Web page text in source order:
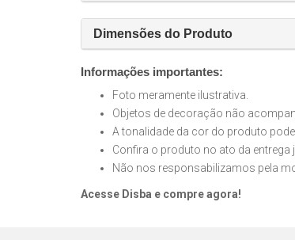
Dimensões do Produto
Informações importantes:
Foto meramente ilustrativa.
Objetos de decoração não
A tonalidade da cor do produto
Confira o produto no ato da
Não nos responsabilizamos pela
Acesse Disba e compre agora!